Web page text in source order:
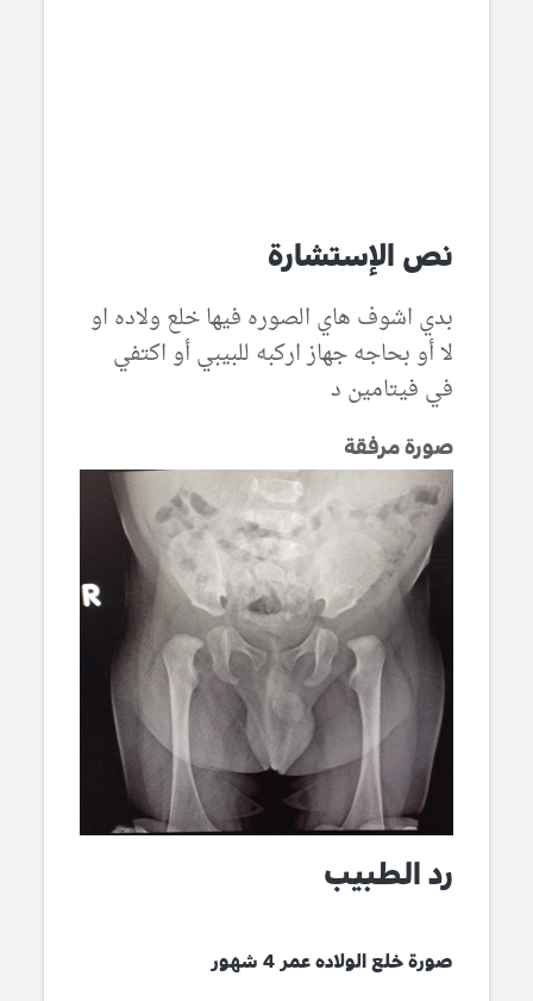
نص الإستشارة
بدي اشوف هاي الصوره فيها خلع ولاده او
لا أو بحاجه جهاز اركبه للبيبي أو اكتفي
في فيتامين د
صورة مرفقة
رد الطبيب
صورة خلع الولاده عمر 4 شهور